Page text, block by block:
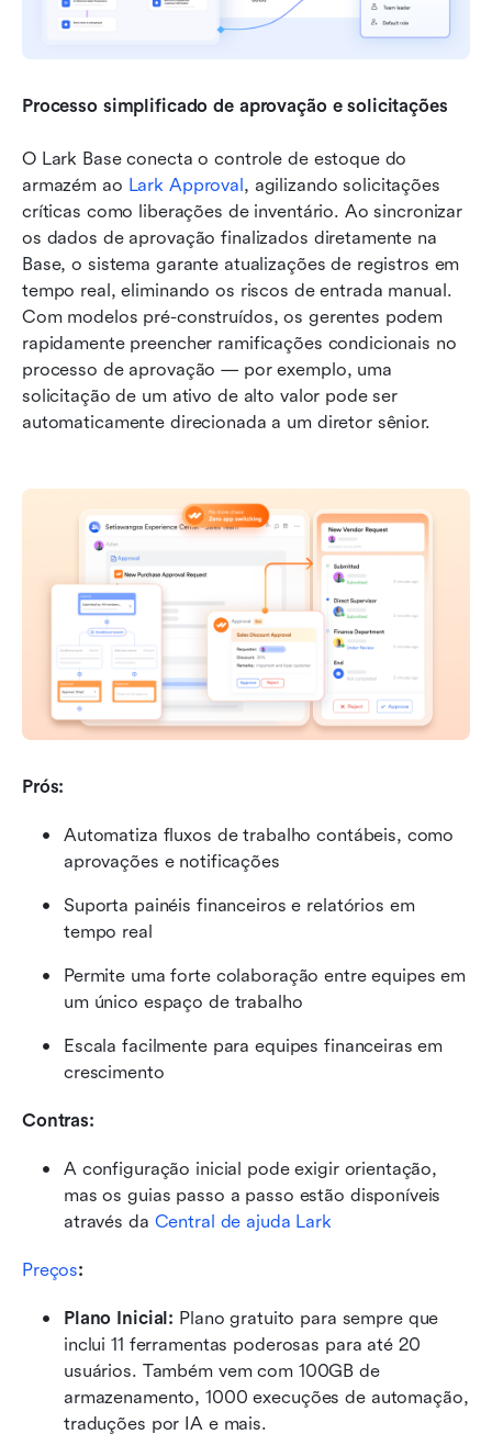
Processo simplificado de aprovação e solicitações
O Lark Base conecta o controle de estoque do
armazém ao Lark Approval, agilizando solicitações
críticas como liberações de inventário. Ao sincronizar
os dados de aprovação finalizados diretamente na
Base, o sistema garante atualizações de registros em
tempo real, eliminando os riscos de entrada manual.
Com modelos pré-construídos, os gerentes podem
rapidamente preencher ramificações condicionais no
processo de aprovação — por exemplo, uma
solicitação de um ativo de alto valor pode ser
automaticamente direcionada a um diretor sênior.
Prós:
Automatiza fluxos de trabalho contábeis, como
aprovações e notificações
Suporta painéis financeiros e relatórios em
tempo real
Permite uma forte colaboração entre equipes em
um único espaço de trabalho
Escala facilmente para equipes financeiras em
crescimento
Contras:
A configuração inicial pode exigir orientação,
mas os guias passo a passo estão disponíveis
através da Central de ajuda Lark
Preços:
Plano Inicial: Plano gratuito para sempre que
inclui 11 ferramentas poderosas para até 20
usuários. Também vem com 100GB de
armazenamento, 1000 execuções de automação,
traduções por IA e mais.